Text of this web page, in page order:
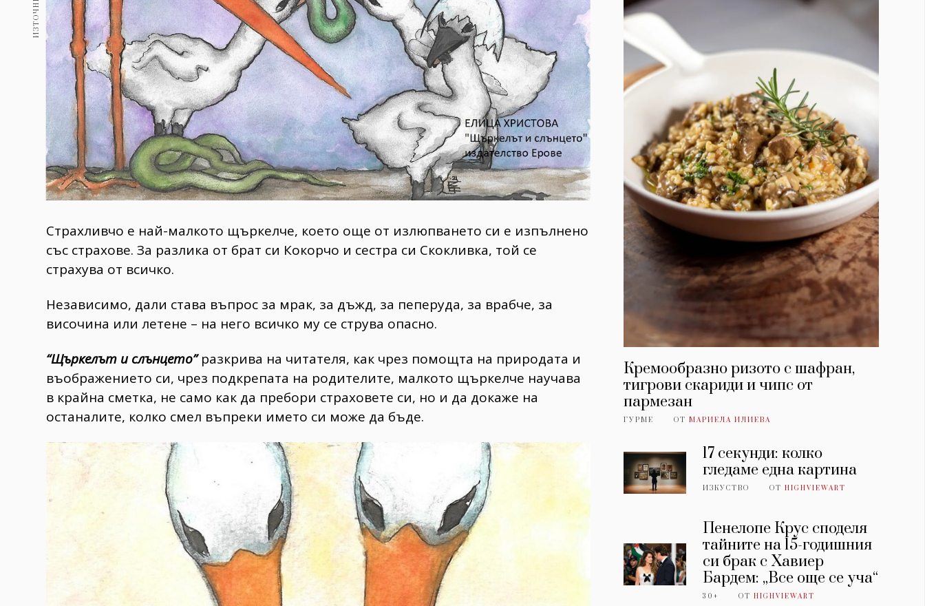
Страхливчо е най-малкото щъркелче, което още от излюпването си е изпълнено
със страхове. За разлика от брат си Кокорчо и сестра си Скокливка, той се
страхува от всичко.
Независимо, дали става въпрос за мрак, за дъжд, за пеперуда, за врабче, за
височина или летене – на него всичко му се струва опасно.
“Щъркелът и слънцето”разкрива на читателя, как чрез помощта на природата и
въображението си, чрез подкрепата на родителите, малкото щъркелче научава
в крайна сметка, не само как да пребори страховете си, но и да докаже на
останалите, колко смел въпреки името си може да бъде.
Кремообразно ризото с шафран,
тигрови скариди и чипс от
пармезан
ГУРМЕ ОТ МАРИЕЛА ИЛИЕВА
17 секунди: колко
гледаме една картина
ИЗКУСТВО ОТHIGHVIEWART
Пенелопе Крус споделя
тайните на 15-годишния
си брак с Хавиер
Бардем: „Все още се уча“
30+ ОТHIGHVIEWART